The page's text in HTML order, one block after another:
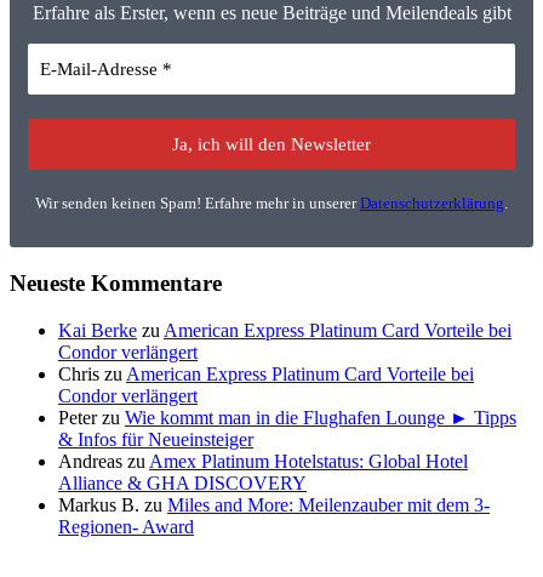
Erfahre als Erster, wenn es neue Beiträge und Meilendeals gibt
Wir senden keinen Spam! Erfahre mehr in unsererDatenschutzerklärung.
Neueste Kommentare
Kai Berke zu American Express Platinum Card Vorteile bei
Condor verlängert
Chris zu American Express Platinum Card Vorteile bei
Condor verlängert
Peterzu Wie kommt man in die Flughafen Lounge ► Tipps
& Infos für Neueinsteiger
Andreas zu Amex Platinum Hotelstatus: Global Hotel
Alliance & GHA DISCOVERY
Markus B. zu Miles and More: Meilenzauber mit dem 3-
Regionen- Award